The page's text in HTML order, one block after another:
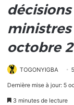
octobre
TOGONYIGBA
Dernière mise à jour: 5
3 minutes de lecture